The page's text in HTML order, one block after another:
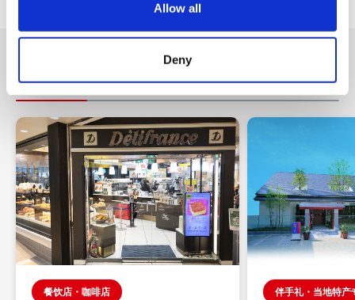
Allow all
Deny
附近的店铺
餐饮店・咖啡店 伴手礼・当地特产